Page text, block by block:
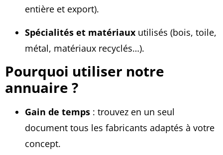
entière et export).
Spécialités et matériaux utilisés (bois, toile,
métal, matériaux recyclés…).
Pourquoi utiliser notre
annuaire ?
Gain de temps : trouvez en un seul
document tous les fabricants adaptés à votre
concept.